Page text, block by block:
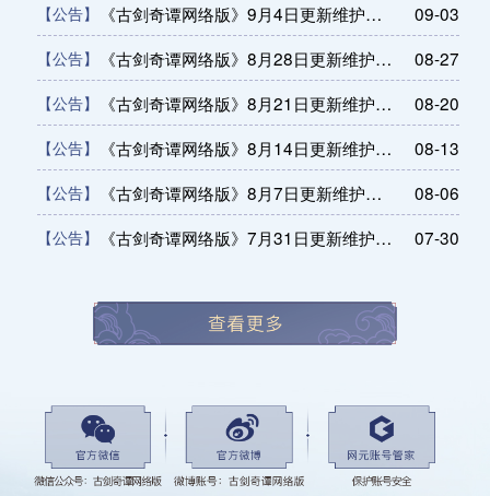
【公告】 《古剑奇谭网络版》9月4日更新维护公告 09-03
【公告】 《古剑奇谭网络版》8月28日更新维护公告 08-27
【公告】 《古剑奇谭网络版》8月21日更新维护公告 08-20
【公告】 《古剑奇谭网络版》8月14日更新维护公告 08-13
【公告】 《古剑奇谭网络版》8月7日更新维护公告 08-06
【公告】 《古剑奇谭网络版》7月31日更新维护公告 07-30